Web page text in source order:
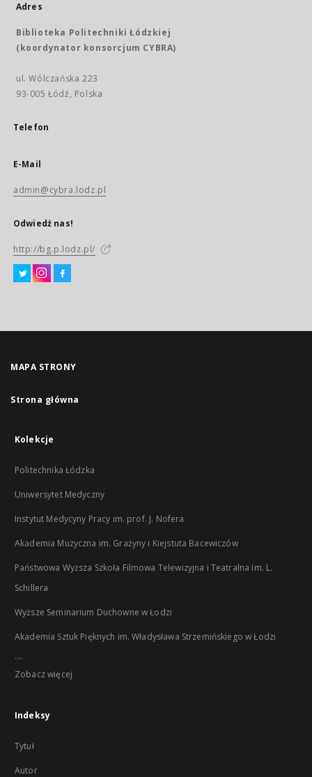
Adres
Biblioteka Politechniki Łódzkiej
(koordynator konsorcjum CYBRA)
ul. Wólczańska 223
93-005 Łódź, Polska
Telefon
E-Mail
admin@cybra.lodz.pl
Odwiedź nas!
http://bg.p.lodz.pl/
MAPA STRONY
Strona główna
Kolekcje
Politechnika Łódzka
Uniwersytet Medyczny
Instytut Medycyny Pracy im. prof. J. Nofera
Akademia Muzyczna im. Grażyny i Kiejstuta Bacewiczów
Państwowa Wyższa Szkoła Filmowa Telewizyjna i Teatralna im. L.
Schillera
Wyższe Seminarium Duchowne w Łodzi
Akademia Sztuk Pięknych im. Władysława Strzemińskiego w Łodzi
...
Zobacz więcej
Indeksy
Tytuł
Autor